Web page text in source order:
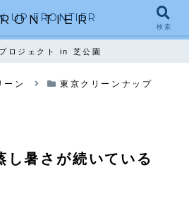
ロジェクト in 芝公園
ーン 東京クリーンナップ
し暑さが続いている
UP FRONTIER
検索